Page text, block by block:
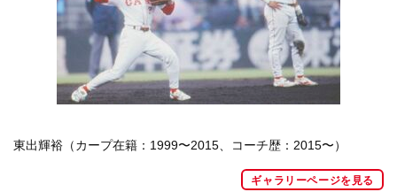
東出輝裕（カープ在籍：1999〜2015、コーチ歴：2015〜）
ギャラリーページを見る